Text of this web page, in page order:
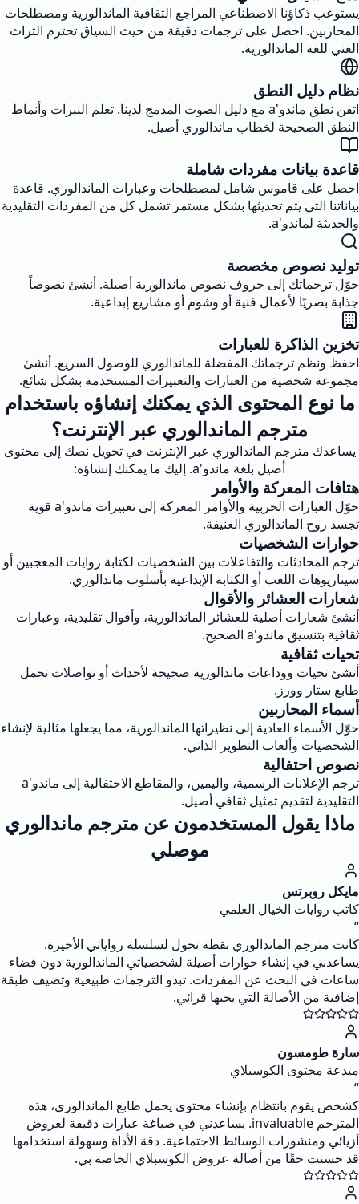
يستوعب ذكاؤنا الاصطناعي المراجع الثقافية الماندالورية ومصطلحات
المحاربين. احصل على ترجمات دقيقة من حيث السياق تحترم التراث
الغني للغة الماندالورية.
نظام دليل النطق
اتقن نطق ماندو'a مع دليل الصوت المدمج لدينا. تعلم النبرات وأنماط
النطق الصحيحة لخطاب ماندالوري أصيل.
قاعدة بيانات مفردات شاملة
احصل على قاموس شامل لمصطلحات وعبارات الماندالوري. قاعدة
بياناتنا التي يتم تحديثها بشكل مستمر تشمل كل من المفردات التقليدية
والحديثة لماندو'a.
توليد نصوص مخصصة
حوّل ترجماتك إلى حروف نصوص ماندالورية أصيلة. أنشئ نصوصاً
جذابة بصريًا لأعمال فنية أو وشوم أو مشاريع إبداعية.
تخزين الذاكرة للعبارات
احفظ ونظم ترجماتك المفضلة للماندالوري للوصول السريع. أنشئ
مجموعة شخصية من العبارات والتعبيرات المستخدمة بشكل شائع.
ما نوع المحتوى الذي يمكنك إنشاؤه باستخدام
مترجم الماندالوري عبر الإنترنت؟
يساعدك مترجم الماندالوري عبر الإنترنت في تحويل نصك إلى محتوى
أصيل بلغة ماندو'a. إليك ما يمكنك إنشاؤه:
هتافات المعركة والأوامر
حوّل العبارات الحربية والأوامر المعركة إلى تعبيرات ماندو'a قوية
تجسد روح الماندالوري العنيفة.
حوارات الشخصيات
ترجم المحادثات والتفاعلات بين الشخصيات لكتابة روايات المعجبين أو
سيناريوهات اللعب أو الكتابة الإبداعية بأسلوب ماندالوري.
شعارات العشائر والأقوال
أنشئ شعارات أصلية للعشائر الماندالورية، وأقوال تقليدية، وعبارات
ثقافية بتنسيق ماندو'a الصحيح.
تحيات ثقافية
أنشئ تحيات ووداعات ماندالورية صحيحة لأحداث أو تواصلات تحمل
طابع ستار وورز.
أسماء المحاربين
حوّل الأسماء العادية إلى نظيراتها الماندالورية، مما يجعلها مثالية لإنشاء
الشخصيات وألعاب التطوير الذاتي.
نصوص احتفالية
ترجم الإعلانات الرسمية، واليمين، والمقاطع الاحتفالية إلى ماندو'a
التقليدية لتقديم تمثيل ثقافي أصيل.
ماذا يقول المستخدمون عن مترجم ماندالوري
موصلي
مايكل روبرتس
كاتب روايات الخيال العلمي
“
كانت مترجم الماندالوري نقطة تحول لسلسلة رواياتي الأخيرة.
يساعدني في إنشاء حوارات أصيلة لشخصياتي الماندالورية دون قضاء
ساعات في البحث عن المفردات. تبدو الترجمات طبيعية وتضيف طبقة
إضافية من الأصالة التي يحبها قرائي.
سارة طومسون
مبدعة محتوى الكوسبلاي
“
كشخص يقوم بانتظام بإنشاء محتوى يحمل طابع الماندالوري، هذه
المترجم invaluable. يساعدني في صياغة عبارات دقيقة لعروض
أزيائي ومنشورات الوسائط الاجتماعية. دقة الأداة وسهولة استخدامها
قد حسنت حقًا من أصالة عروض الكوسبلاي الخاصة بي.